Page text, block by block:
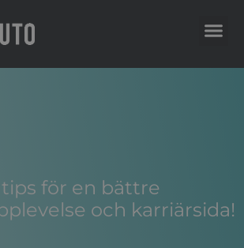
tips för en bättre
och karriärsida!